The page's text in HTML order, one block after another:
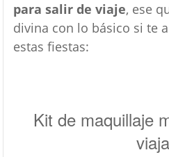
para salir de viaje, ese
divina con lo básico si te
estas fiestas:
Kit de maquillaje